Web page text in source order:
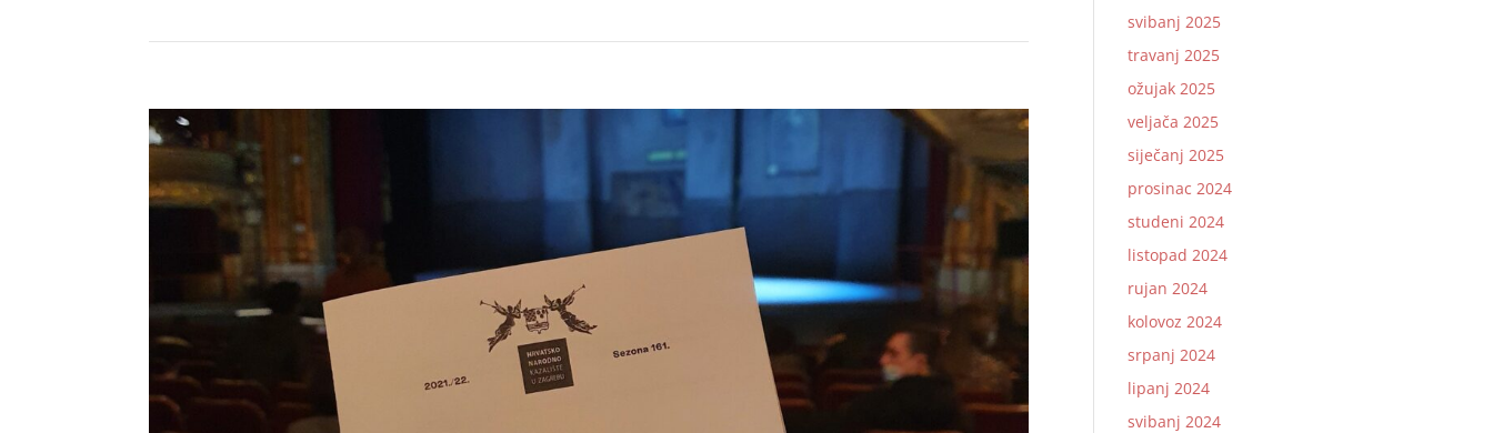
svibanj 2025
travanj 2025
ožujak 2025
veljača 2025
siječanj 2025
prosinac 2024
studeni 2024
listopad 2024
rujan 2024
kolovoz 2024
srpanj 2024
lipanj 2024
svibanj 2024